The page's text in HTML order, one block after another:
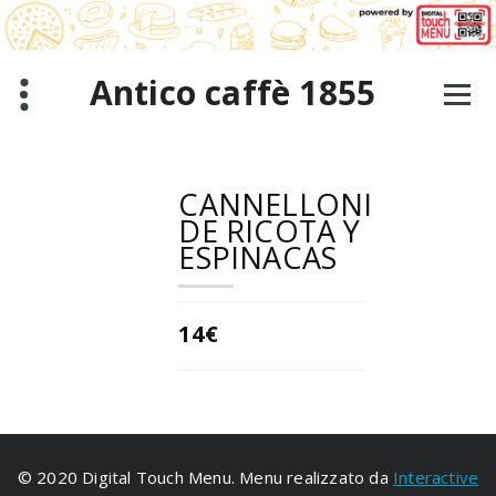
Saltar
al
contenido
Antico caffè 1855
CANNELLONI
DE RICOTA Y
ESPINACAS
14€
© 2020 Digital Touch Menu. Menu realizzato da Interactive